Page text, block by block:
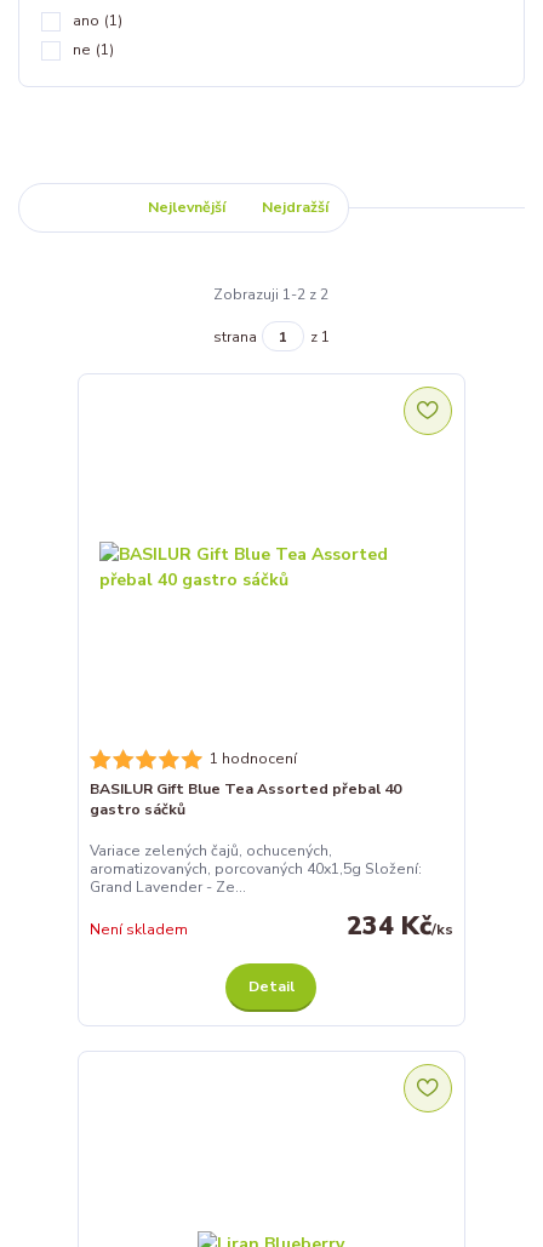
ano (1)
ne (1)
Nejlevnější Nejdražší
Zobrazuji 1-2 z 2
strana z 1
1 hodnocení
BASILUR Gift Blue Tea Assorted přebal 40
gastro sáčků
Variace zelených čajů, ochucených,
aromatizovaných, porcovaných 40x1,5g Složení:
Grand Lavender - Ze...
234 Kč/ks
Není skladem
Detail